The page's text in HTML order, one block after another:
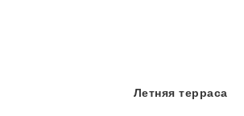
Летняя терраса